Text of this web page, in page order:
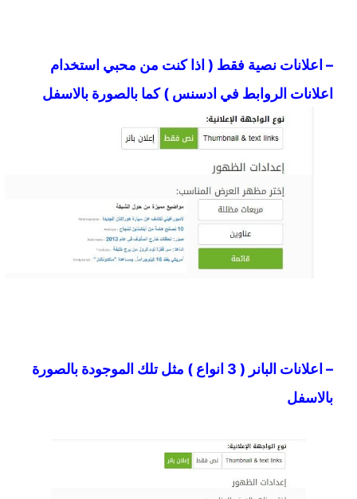
– اعلانات نصية فقط ( اذا كنت من محبي استخدام
اعلانات الروابط في ادسنس ) كما بالصورة بالاسفل
– اعلانات البانر ( 3 انواع ) مثل تلك الموجودة بالصورة
بالاسفل